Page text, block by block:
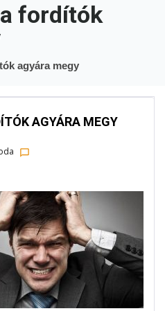
fordítók
agyára megy
AGYÁRA MEGY
chat_bubble_outline